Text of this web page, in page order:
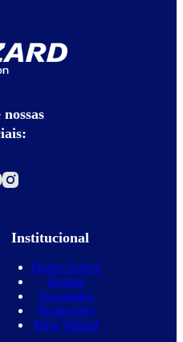
Institucional
Quem Somos
Equipe
Novidades
Promoções
Blog Wizard